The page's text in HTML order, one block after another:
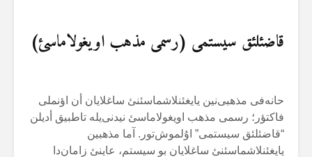
قاضئلئق سیستمی (رسمی مذهب اویغولاماسئ)
حانەفی مذهبی‌نین یایغئنلاشماسئنئ ساغلایان أن اؤنملی
فاکتؤر؛ رسمی مذهب اویغولاماسئ نیدنی‌یلە تاطبیق أدیلن
“قاضئلئق سیستمی” اۇلموش‌تور. آما مذهبین
یایغئنلاشماسئنئ ساغلایان بو سیستم، عاینئ زامان‌دا